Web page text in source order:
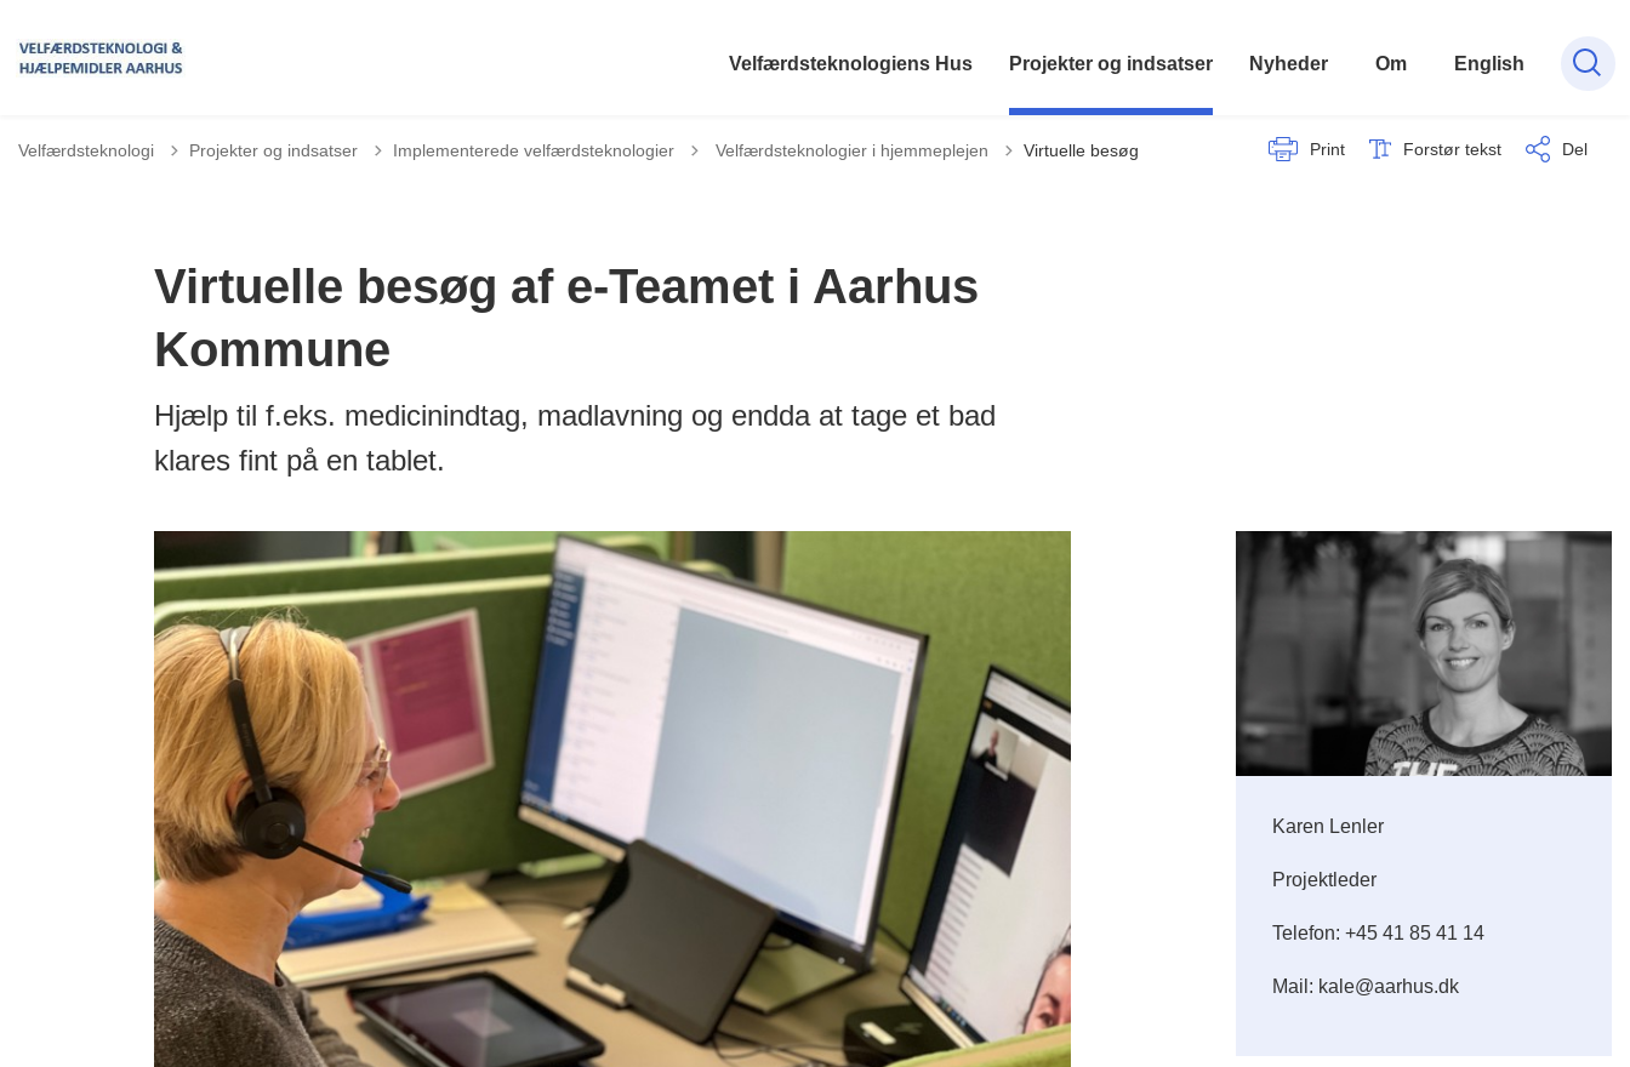
Velfærdsteknologiens Hus Projekter og indsatser Nyheder Om English
Velfærdsteknologi Projekter og indsatser Implementerede velfærdsteknologier Tilbage til
Velfærdsteknologier i hjemmeplejen Virtuelle besøg Print Forstør tekst Del
Virtuelle besøg af e-Teamet i Aarhus
Kommune
Hjælp til f.eks. medicinindtag, madlavning og endda at tage et bad
klares fint på en tablet.
Karen Lenler
Projektleder
Telefon: +45 41 85 41 14
Mail: kale@aarhus.dk